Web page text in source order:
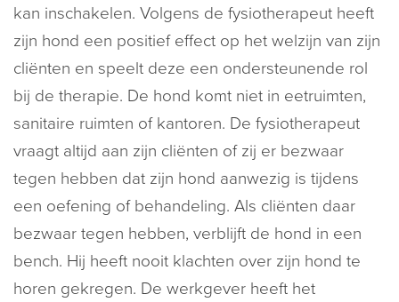
kan inschakelen. Volgens de fysiotherapeut heeft
zijn hond een positief effect op het welzijn van zijn
cliënten en speelt deze een ondersteunende rol
bij de therapie. De hond komt niet in eetruimten,
sanitaire ruimten of kantoren. De fysiotherapeut
vraagt altijd aan zijn cliënten of zij er bezwaar
tegen hebben dat zijn hond aanwezig is tijdens
een oefening of behandeling. Als cliënten daar
bezwaar tegen hebben, verblijft de hond in een
bench. Hij heeft nooit klachten over zijn hond te
horen gekregen. De werkgever heeft het